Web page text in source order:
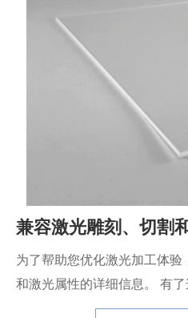
兼容激光雕刻、切割
为了帮助您优化激光加工体
和激光属性的详细信息。 有
适合您需求的材料并获得最佳